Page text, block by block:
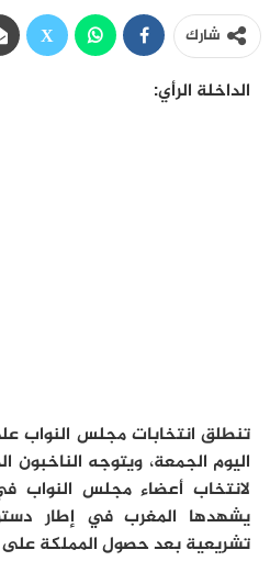
شارك
الداخلة الرأي:
تنطلق انتخابات مجلس النواب
اليوم الجمعة، ويتوجه الناخبون
لانتخاب أعضاء مجلس النواب
تشريعية بعد حصول المملكة على